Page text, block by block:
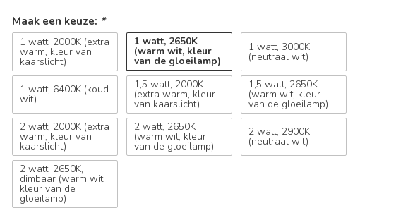
Maak een keuze: *
1 watt, 2000K (extra
warm, kleur van
kaarslicht)
1 watt, 2650K
(warm wit, kleur
van de gloeilamp)
1 watt, 3000K
(neutraal wit)
1 watt, 6400K (koud
wit)
1,5 watt, 2000K
(extra warm, kleur
van kaarslicht)
1,5 watt, 2650K
(warm wit, kleur
van de gloeilamp)
2 watt, 2000K (extra
warm, kleur van
kaarslicht)
2 watt, 2650K
(warm wit, kleur
van de gloeilamp)
2 watt, 2900K
(neutraal wit)
2 watt, 2650K,
dimbaar (warm wit,
kleur van de
gloeilamp)